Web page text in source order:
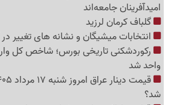
امیدآفرینان جامعه‌اند
گلباف کرمان لرزید
انتخابات میشیگان و نشانه های تغییر در
واحد شد
شد؟